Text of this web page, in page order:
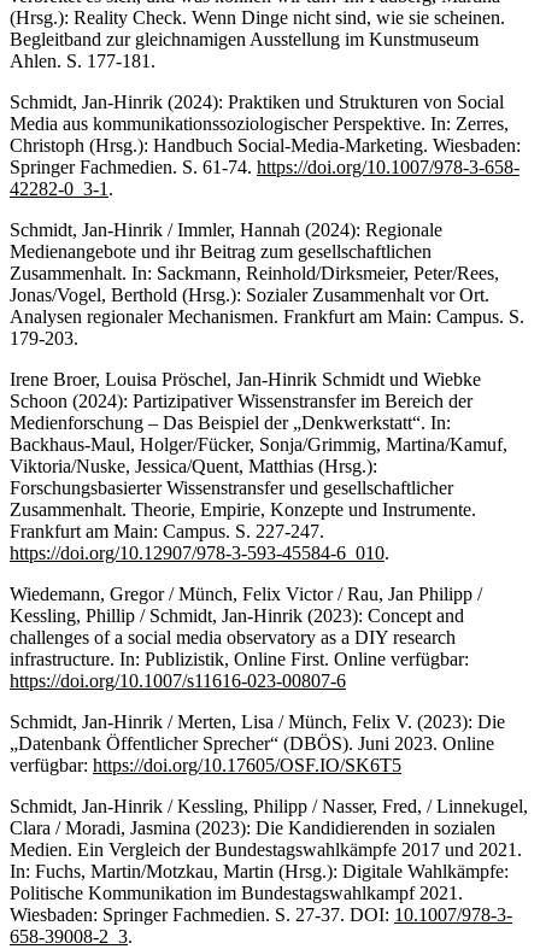
(Hrsg.): Reality Check. Wenn Dinge nicht sind, wie sie scheinen.
Begleitband zur gleichnamigen Ausstellung im Kunstmuseum
Ahlen. S. 177-181.
Schmidt, Jan-Hinrik (2024): Praktiken und Strukturen von Social
Media aus kommunikationssoziologischer Perspektive. In: Zerres,
Christoph (Hrsg.): Handbuch Social-Media-Marketing. Wiesbaden:
Springer Fachmedien. S. 61-74. https://doi.org/10.1007/978-3-658-
42282-0_3-1 .
Schmidt, Jan-Hinrik / Immler, Hannah (2024): Regionale
Medienangebote und ihr Beitrag zum gesellschaftlichen
Zusammenhalt. In: Sackmann, Reinhold/Dirksmeier, Peter/Rees,
Jonas/Vogel, Berthold (Hrsg.): Sozialer Zusammenhalt vor Ort.
Analysen regionaler Mechanismen. Frankfurt am Main: Campus. S.
179-203.
Irene Broer, Louisa Pröschel, Jan-Hinrik Schmidt und Wiebke
Schoon (2024): Partizipativer Wissenstransfer im Bereich der
Medienforschung – Das Beispiel der „Denkwerkstatt“. In:
Backhaus-Maul, Holger/Fücker, Sonja/Grimmig, Martina/Kamuf,
Viktoria/Nuske, Jessica/Quent, Matthias (Hrsg.):
Forschungsbasierter Wissenstransfer und gesellschaftlicher
Zusammenhalt. Theorie, Empirie, Konzepte und Instrumente.
Frankfurt am Main: Campus. S. 227-247.
https://doi.org/10.12907/978-3-593-45584-6_010.
Wiedemann, Gregor / Münch, Felix Victor / Rau, Jan Philipp /
Kessling, Phillip / Schmidt, Jan-Hinrik (2023): Concept and
challenges of a social media observatory as a DIY research
infrastructure. In: Publizistik, Online First. Online verfügbar:
https://doi.org/10.1007/s11616-023-00807-6
Schmidt, Jan-Hinrik / Merten, Lisa / Münch, Felix V. (2023): Die
„Datenbank Öffentlicher Sprecher“ (DBÖS). Juni 2023. Online
verfügbar: https://doi.org/10.17605/OSF.IO/SK6T5
Schmidt, Jan-Hinrik / Kessling, Philipp / Nasser, Fred, / Linnekugel,
Clara / Moradi, Jasmina (2023): Die Kandidierenden in sozialen
Medien. Ein Vergleich der Bundestagswahlkämpfe 2017 und 2021.
In: Fuchs, Martin/Motzkau, Martin (Hrsg.): Digitale Wahlkämpfe:
Politische Kommunikation im Bundestagswahlkampf 2021.
Wiesbaden: Springer Fachmedien. S. 27-37. DOI: 10.1007/978-3-
658-39008-2_3.